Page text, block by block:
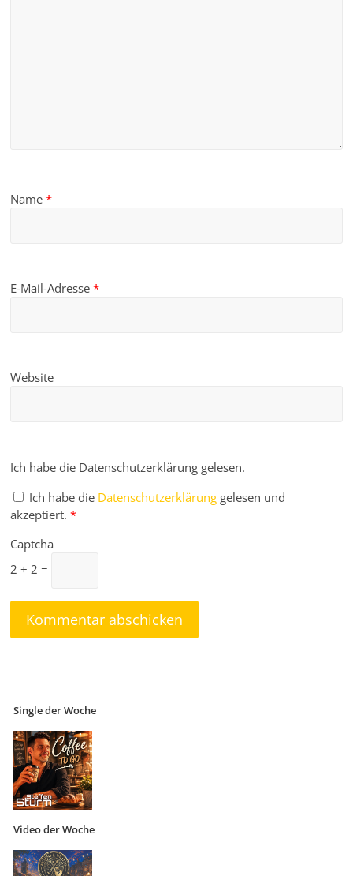
Name*
E-Mail-Adresse*
Website
Ich habe die Datenschutzerklärung gelesen.
Ich habe die Datenschutzerklärung gelesen und
akzeptiert. *
Captcha
2 + 2 =
Single der Woche
Video der Woche